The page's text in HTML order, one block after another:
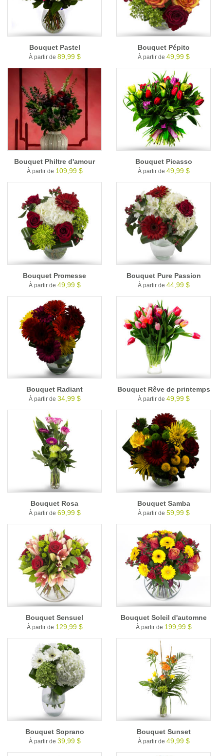
Bouquet Pastel
À partir de 89,99 $
Bouquet Pépito
À partir de 49,99 $
Bouquet Philtre d'amour
À partir de 109,99 $
Bouquet Picasso
À partir de 49,99 $
Bouquet Promesse
À partir de 49,99 $
Bouquet Pure Passion
À partir de 44,99 $
Bouquet Radiant
À partir de 34,99 $
Bouquet Rêve de printemps
À partir de 49,99 $
Bouquet Rosa
À partir de 69,99 $
Bouquet Samba
À partir de 59,99 $
Bouquet Sensuel
À partir de 129,99 $
Bouquet Soleil d'automne
À partir de 199,99 $
Bouquet Soprano
À partir de 39,99 $
Bouquet Sunset
À partir de 49,99 $